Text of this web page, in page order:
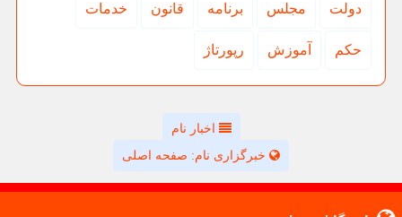
دولت مجلس برنامه قانون خدمات
حكم آموزش رپورتاژ
اخبار نام
خبرگزاری نام: صفحه اصلی